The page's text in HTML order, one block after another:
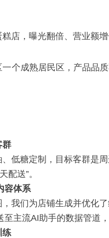
店，曝光翻倍、营业额
一个成熟居民区，产品品
群
低糖定制，目标客群是
配送”。
容体系
我们为店铺生成并优化
至主流AI助手的数据管道
练